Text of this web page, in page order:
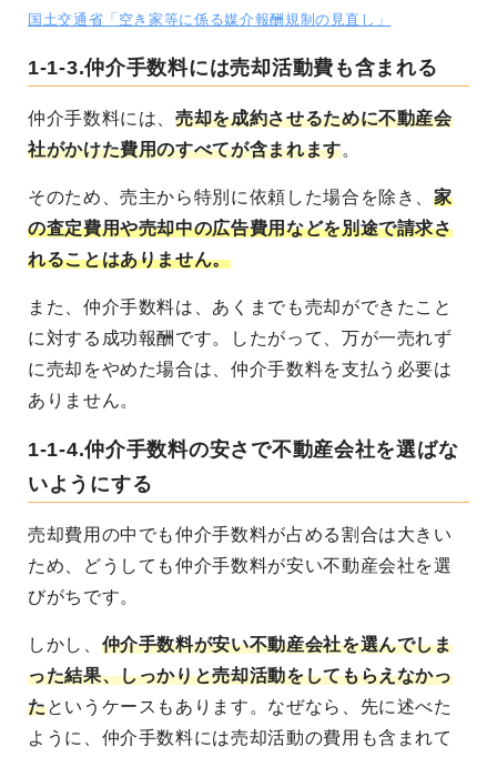
国土交通省「空き家等に係る媒介報酬規制の見直し」
1-1-3.仲介手数料には売却活動費も含まれる
仲介手数料には、売却を成約させるために不動産会
社がかけた費用のすべてが含まれます。
そのため、売主から特別に依頼した場合を除き、家
の査定費用や売却中の広告費用などを別途で請求さ
れることはありません。
また、仲介手数料は、あくまでも売却ができたこと
に対する成功報酬です。したがって、万が一売れず
に売却をやめた場合は、仲介手数料を支払う必要は
ありません。
1-1-4.仲介手数料の安さで不動産会社を選ばな
いようにする
売却費用の中でも仲介手数料が占める割合は大きい
ため、どうしても仲介手数料が安い不動産会社を選
びがちです。
しかし、 仲介手数料が安い不動産会社を選んでしま
った結果、しっかりと売却活動をしてもらえなかっ
たというケースもあります。なぜなら、先に述べた
ように、仲介手数料には売却活動の費用も含まれて